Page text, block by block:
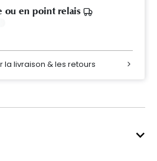
ou en point relais
la livraison & les retours